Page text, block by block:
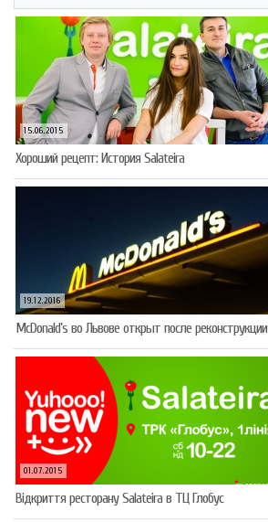
15.06.2015
Хороший рецепт: История Salateira
19.12.2016
McDonald’s во Львове открыт после реконструкции
01.07.2015
Відкриття ресторану Salateirа в ТЦ Глобус